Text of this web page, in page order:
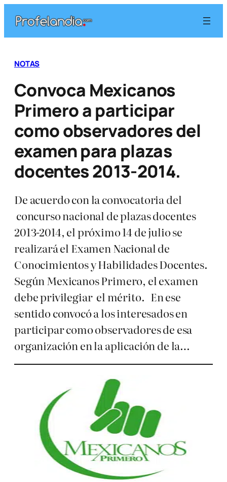
contenido
NOTAS
Convoca Mexicanos
Primero a participar
como observadores del
examen para plazas
docentes 2013-2014.
De acuerdo con la convocatoria del
concurso nacional de plazas docentes
2013-2014, el próximo 14 de julio se
realizará el Examen Nacional de
Conocimientos y Habilidades Docentes.
Según Mexicanos Primero, el examen
debe privilegiar el mérito. En ese
sentido convocó a los interesados en
participar como observadores de esa
organización en la aplicación de la…